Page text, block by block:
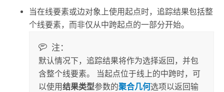
当在线要素或边对象上使用起点时，追踪结果包括整
个线要素，而非仅从中跨起点的一部分开始。
注：
默认情况下，追踪结果将作为选择返回，并包
含整个线要素。 当起点位于线上的中跨时，可
以使用结果类型参数的聚合几何选项以返回输